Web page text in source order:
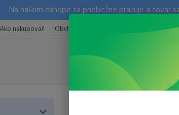
Na našom eshope sa priebežne pracuje a tovar
Ako nakupovať Obchodné podmienky Fotogaléria